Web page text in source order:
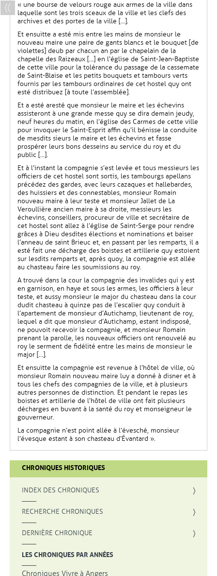
« une bourse de velours rouge aux armes de la ville dans
laquelle sont les trois sceaux de la ville et les clefs des
archives et des portes de la ville […].
Et ensuitte a esté mis entre les mains de monsieur le
nouveau maire une paire de gants blancs et le bouquet [de
violettes] deub par chacun an par le chapelain de la
chapelle des Raizeaux […] en l’église de Saint-Jean-Baptiste
de cette ville pour la tolérance du passage de la cassemate
de Saint-Blaise et les petits bouquets et tambours verts
fournis par les tambours ordinaires de cet hostel quy ont
esté distribuez [à toute l’assemblée].
Et a esté aresté que monsieur le maire et les échevins
assisteront à une grande messe quy se dira demain jeudy,
neuf heures du matin, en l’église des Carmes de cette ville
pour invoquer le Saint-Esprit affin qu’il bénisse la conduite
de mesdits sieurs le maire et les échevins et fasse
prospérer leurs bons desseins au service du roy et du
public […].
Et à l’instant la compagnie s’est levée et tous messieurs les
officiers de cet hostel sont sortis, les tambourgs apellans
précédez des gardes, avec leurs cazaques et hallebardes,
des huissiers et des connestables, monsieur Romain
nouveau maire à leur teste et monsieur Jallet de La
Veroullière ancien maire à sa droite, messieurs les
échevins, conseillers, procureur de ville et secrétaire de
cet hostel sont allez à l’église de Saint-Serge pour rendre
grâces à Dieu desdites élections et nominations et baiser
l’anneau de saint Brieuc et, en passant par les remparts, il a
esté fait une décharge des boistes et artillerie quy estoient
sur lesdits remparts et, après quoy, la compagnie est allée
au chasteau faire les soumissions au roy.
A trouvé dans la cour la compagnie des invalides qui y est
en garnison, en haye et sous les armes, les officiers à leur
teste, et aussy monsieur le major du chasteau dans la cour
dudit chasteau à quinze pas de l’escalier quy conduit à
l’apartement de monsieur d’Autichamp, lieutenant de roy,
lequel a dit que monsieur d’Autichamp, estant indisposé,
ne pouvoit recevoir la compagnie, et monsieur Romain
prenant la parolle, les nouveaux officiers ont renouvelé au
roy le serment de fidélité entre les mains de monsieur le
major […].
Et ensuitte la compagnie est revenue à l’hôtel de ville, où
monsieur Romain nouveau maire luy a donné à disner et à
tous les chefs des compagnies de la ville, et à plusieurs
autres personnes de distinction. Et pendant le repas les
boistes et artillerie de l’hôtel de ville ont fait plusieurs
décharges en buvant à la santé du roy et monseigneur le
gouverneur.
La compagnie n’est point allée à l’évesché, monsieur
l’évesque estant à son chasteau d’Évantard ».
CHRONIQUES HISTORIQUES
INDEX DES CHRONIQUES
RECHERCHE CHRONIQUES , OUVRE UNE NOUVELLE FENÊTRE
DERNIÈRE CHRONIQUE
LES CHRONIQUES PAR ANNÉES
Chroniques Vivre à Angers